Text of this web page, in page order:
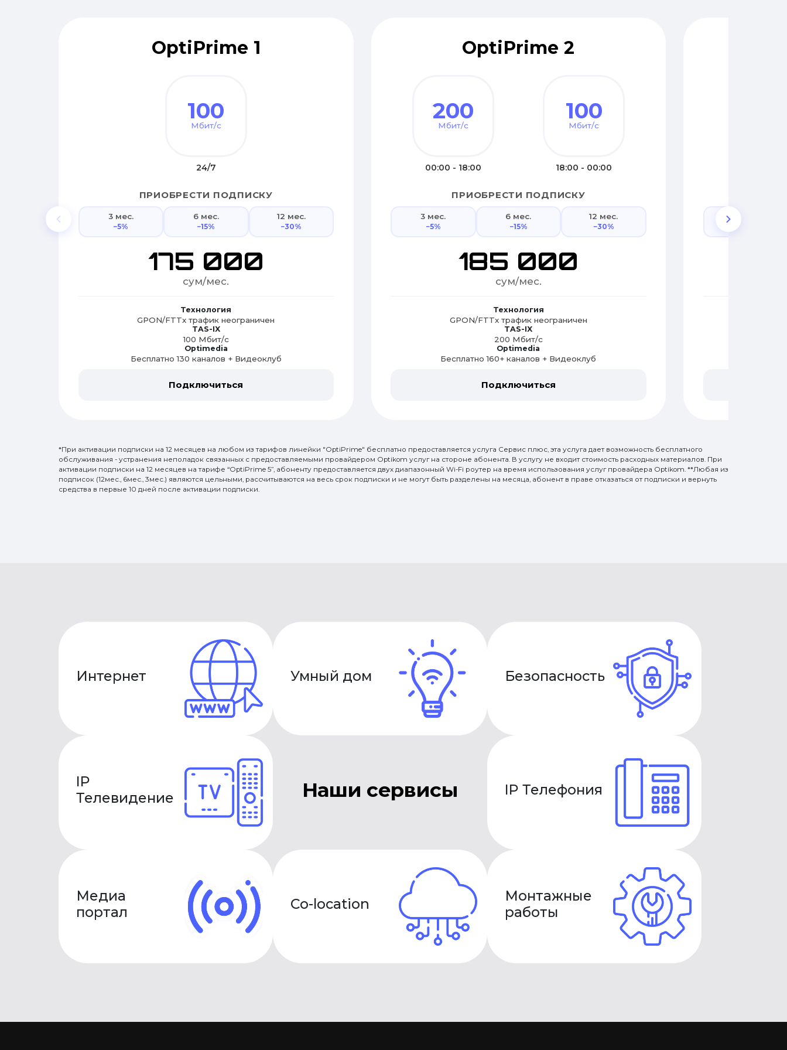
OptiPrime 1
100
Мбит/с
24/7
ПРИОБРЕСТИ ПОДПИСКУ
3 мес.
−5%
6 мес.
−15%
12 мес.
−30%
175 000
сум/мес.
Технология
GPON/FTTx трафик неограничен
TAS-IX
100 Мбит/с
Optimedia
Бесплатно 130 каналов + Видеоклуб
Подключиться
OptiPrime 2
200
Мбит/с
00:00 - 18:00
100
Мбит/с
18:00 - 00:00
ПРИОБРЕСТИ ПОДПИСКУ
3 мес.
−5%
6 мес.
−15%
12 мес.
−30%
185 000
сум/мес.
Технология
GPON/FTTx трафик неограничен
TAS-IX
200 Мбит/с
Optimedia
Бесплатно 160+ каналов + Видеоклуб
Подключиться
−5%
*При активации подписки на 12 месяцев на любом из тарифов линейки "OptiPrime" бесплатно предоставляется услуга Сервис плюс, эта услуга дает возможность бесплатного
обслуживания - устранения неполадок связанных с предоставляемыми провайдером Optikom услуг на стороне абонента. В услугу не входит стоимость расходных материалов. При
активации подписки на 12 месяцев на тарифе “OptiPrime 5”, абоненту предоставляется двух диапазонный Wi-Fi роутер на время использования услуг провайдера Optikom. **Любая из
подписок (12мес., 6мес., 3мес.) являются цельными, рассчитываются на весь срок подписки и не могут быть разделены на месяца, абонент в праве отказаться от подписки и вернуть
средства в первые 10 дней после активации подписки.
Интернет Умный дом Безопасность
IP
Телевидение
Наши сервисы IP Телефония
Медиа
портал
Co-location
Монтажные
работы